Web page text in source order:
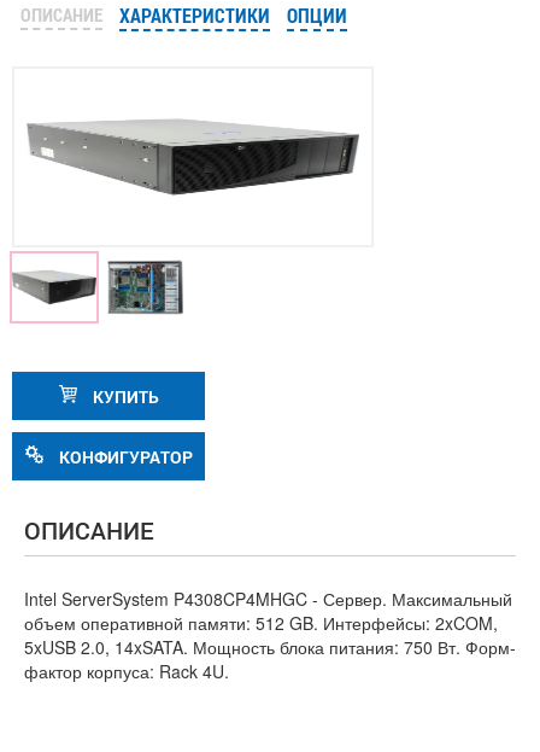
ОПИСАНИЕ ХАРАКТЕРИСТИКИ ОПЦИИ
КУПИТЬ
КОНФИГУРАТОР
ОПИСАНИЕ
Intel ServerSystem P4308CP4MHGC - Сервер. Максимальный
объем оперативной памяти: 512 GB. Интерфейсы: 2xCOM,
5xUSB 2.0, 14xSATA. Мощность блока питания: 750 Вт. Форм-
фактор корпуса: Rack 4U.